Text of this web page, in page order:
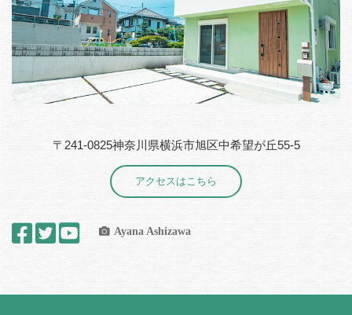
〒241-0825神奈川県横浜市旭区中希望が丘55-5
アクセスはこちら
Ayana Ashizawa